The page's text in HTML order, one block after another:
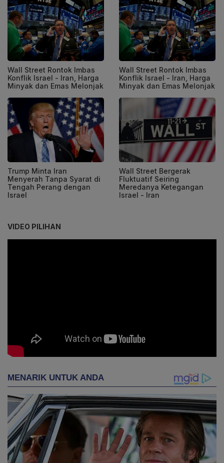
Wall Street Rontok Imbas
Konflik Israel - Iran, Harga
Minyak dan Emas Melonjak
Wall Street Rontok Imbas
Konflik Israel - Iran, Harga
Minyak dan Emas Melonjak
Trump Minta Iran
Menyerah Tanpa Syarat di
Tengah Perang dengan
Israel
Wall Street Bergerak
Fluktuatif Seiring
Meredanya Ketegangan
Israel - Iran
VIDEO PILIHAN